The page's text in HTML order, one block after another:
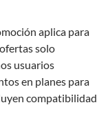
aplica para
solo
usuarios
en planes para
compatibilidad